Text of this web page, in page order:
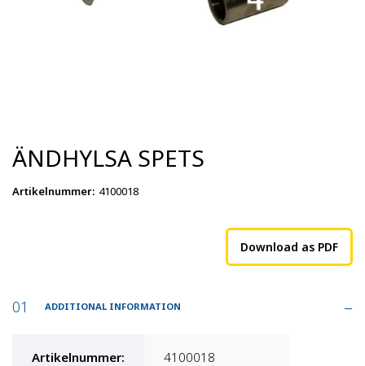
ÄNDHYLSA SPETS
Artikelnummer: 4100018
Download as PDF
ADDITIONAL INFORMATION
Artikelnummer: 4100018